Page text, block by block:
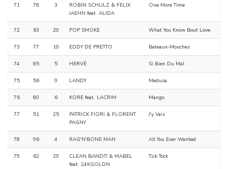
71 78 3
ROBIN SCHULZ & FELIX
JAEHN feat. ALIDA
One More Time
72 63 20 POP SMOKE What You Know Bout Love
73 77 10 EDDY DE PRETTO Bateaux-Mouches
74 85 5 HERVÉ Si Bien Du Mal
75 56 9 LANDY Medusa
76 80 6 KORE feat. LACRIM Mango
77 51 25
PATRICK FIORI & FLORENT
PAGNY
J'y Vais
78 96 4 RAG'N'BONE MAN All You Ever Wanted
79 62 29
CLEAN BANDIT & MABEL
feat. 24KGOLDN
Tick Tock